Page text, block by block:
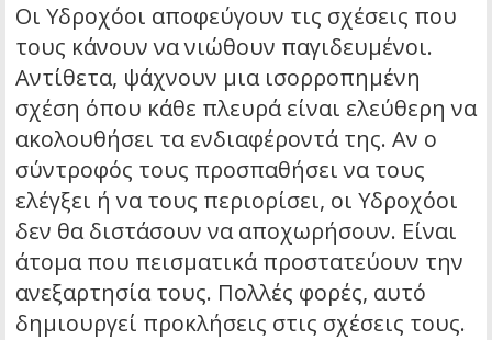
Οι Υδροχόοι αποφεύγουν τις σχέσεις που
τους κάνουν να νιώθουν παγιδευμένοι.
Αντίθετα, ψάχνουν μια ισορροπημένη
σχέση όπου κάθε πλευρά είναι ελεύθερη να
ακολουθήσει τα ενδιαφέροντά της. Αν ο
σύντροφός τους προσπαθήσει να τους
ελέγξει ή να τους περιορίσει, οι Υδροχόοι
δεν θα διστάσουν να αποχωρήσουν. Είναι
άτομα που πεισματικά προστατεύουν την
ανεξαρτησία τους. Πολλές φορές, αυτό
δημιουργεί προκλήσεις στις σχέσεις τους.